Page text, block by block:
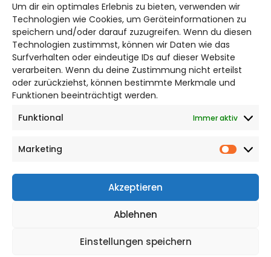
Um dir ein optimales Erlebnis zu bieten, verwenden wir
Technologien wie Cookies, um Geräteinformationen zu
speichern und/oder darauf zuzugreifen. Wenn du diesen
Technologien zustimmst, können wir Daten wie das
Surfverhalten oder eindeutige IDs auf dieser Website
verarbeiten. Wenn du deine Zustimmung nicht erteilst
oder zurückziehst, können bestimmte Merkmale und
Funktionen beeinträchtigt werden.
Funktional
Immer aktiv
Marketing
Akzeptieren
Ablehnen
Einstellungen speichern
Bruchtorwall 12
38100 Braunschweig
Telefon: 0531 387220 – 65
DAS STADTMAGAZIN FÜR
BRAUNSCHWEIG
Impressum
Cookie Richtlinie
CITYLIFE! BEI FACEBOOK